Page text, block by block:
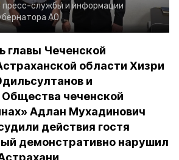
пресс-службы и информации
АО
главы Чеченской
области Хизри
и
чеченской
Адлан Мухадинович
действия гостя
демонстративно нарушил